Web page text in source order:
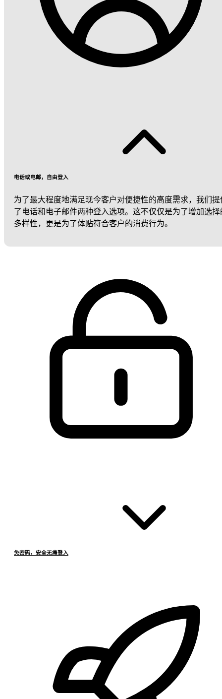
电话或电邮，自由登入
为了最大程度地满足现今客户对便捷性的高度需求，我们提
了电话和电子邮件两种登入选项。这不仅仅是为了增加选择
多样性，更是为了体贴符合客户的消费行为。
免密码，安全无痛登入